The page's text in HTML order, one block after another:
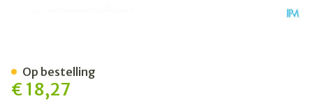
€ 18,27
Op bestelling